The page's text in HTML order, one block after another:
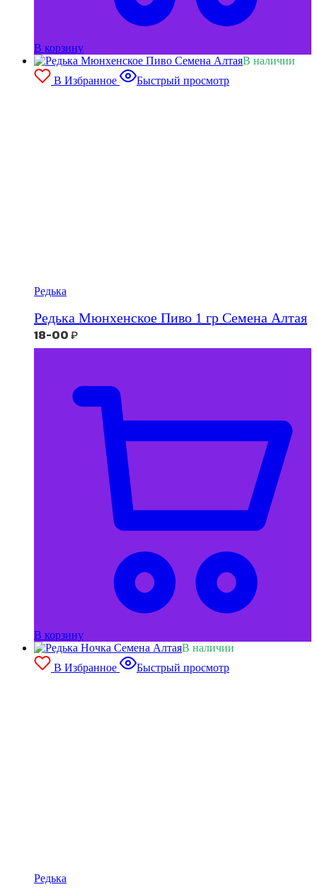
В корзину
В наличии
В Избранное
Быстрый просмотр
Редька
Редька Мюнхенское Пиво 1 гр Семена Алтая
18-00₽
В корзину
В наличии
В Избранное
Быстрый просмотр
Редька